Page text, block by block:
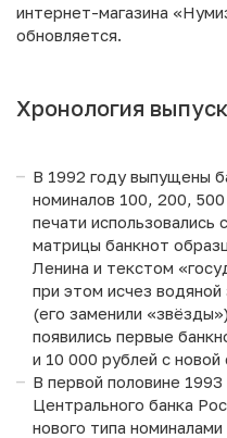
интернет-магазина
обновляется.
Хронология
В 1992 году выпущены
номиналов 100, 200,
печати использовались
матрицы банкнот
Ленина и текстом
при этом исчез
(его заменили
появились первые
и 10 000 рублей с
В первой половине
Центрального банка
нового типа